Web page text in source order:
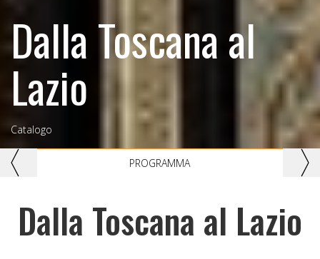
Dalla Toscana al
Lazio
Catalogo
PROGRAMMA
Dalla Toscana al Lazio